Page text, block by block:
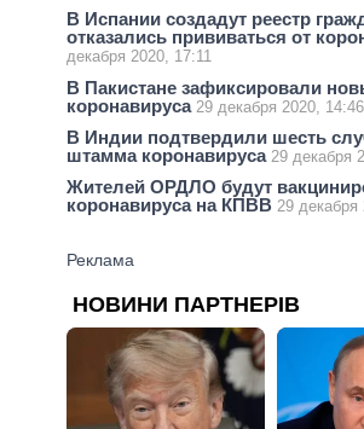
В Испании создадут реестр
отказались прививаться от
декабря 2020, 17:11
В Пакистане зафиксировали
коронавируса 29 декабря 2020, 14:46
В Индии подтвердили шесть
штамма коронавируса 29 декабря
Жителей ОРДЛО будут
коронавируса на КПВВ 29 декабря